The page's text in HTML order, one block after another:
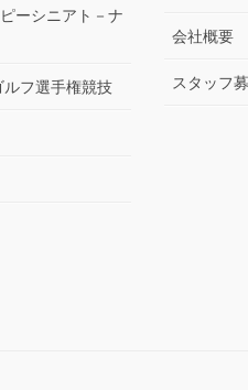
ーシニアト－ナ
ルフ選手権競技
会社概要
スタッフ